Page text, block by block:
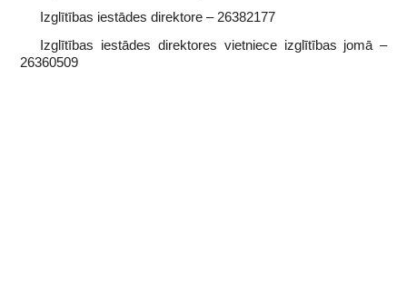
Izglītības iestādes direktore – 26382177
Izglītības iestādes direktores vietniece izglītības jomā –
26360509